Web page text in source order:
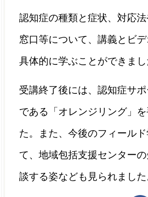
認知症の種類と症状、対応
窓口等について、講義とビ
具体的に学ぶことができまし
受講終了後には、認知症サ
である「オレンジリング」
た。また、今後のフィール
て、地域包括支援センター
談する姿なども見られました